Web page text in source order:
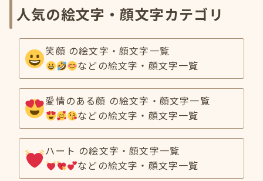
人気の絵文字・顔文字カテゴリ
笑顔 の絵文字・顔文字一覧
などの絵文字・顔文字一覧
愛情のある顔 の絵文字・顔文字一覧
などの絵文字・顔文字一覧
ハート の絵文字・顔文字一覧
などの絵文字・顔文字一覧